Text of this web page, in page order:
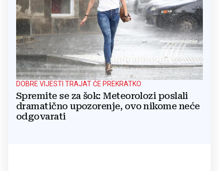
DOBRE VIJESTI TRAJAT ĆE PREKRATKO
Spremite se za šok: Meteorolozi poslali
dramatično upozorenje, ovo nikome neće
odgovarati